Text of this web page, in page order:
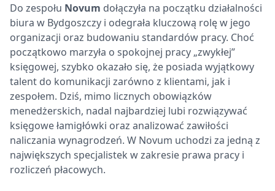
Do zespołu Novum dołączyła na początku działalności
biura w Bydgoszczy i odegrała kluczową rolę w jego
organizacji oraz budowaniu standardów pracy. Choć
początkowo marzyła o spokojnej pracy „zwykłej”
księgowej, szybko okazało się, że posiada wyjątkowy
talent do komunikacji zarówno z klientami, jak i
zespołem. Dziś, mimo licznych obowiązków
menedżerskich, nadal najbardziej lubi rozwiązywać
księgowe łamigłówki oraz analizować zawiłości
naliczania wynagrodzeń. W Novum uchodzi za jedną z
największych specjalistek w zakresie prawa pracy i
rozliczeń płacowych.